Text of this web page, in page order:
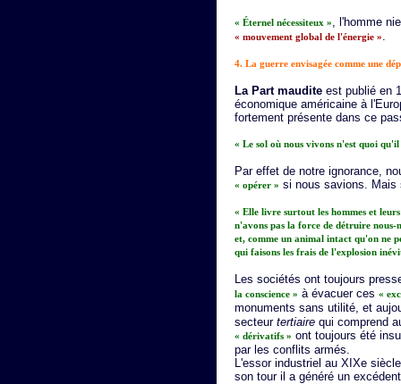
« Éternel nécessiteux », l'homme
« mouvement global de l'énergie ».
4. La guerre envisagée comme une
La Part maudite est publié en
économique américaine à
fortement présente dans ce
« Le sol où nous vivons n'est quoi
Par effet de notre ignorance,
« opérer » si nous savions. Mais
« Elle livre surtout les hommes et
n'avons pas la force de détruire nous-
et, comme un animal intact qu'on ne
qui faisons les frais de l'explosion
Les sociétés ont toujours
la conscience » à évacuer ces «
monuments sans utilité, et
secteur tertiaire qui comprend
« dérivatifs » ont toujours été
par les conflits armés.
L'essor industriel au XIXe
son tour il a généré un